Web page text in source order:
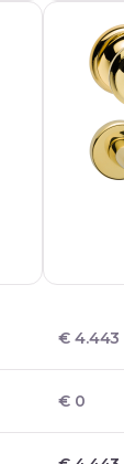
€ 4.443
€ 0